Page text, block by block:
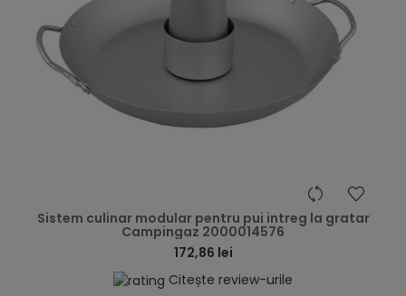
Sistem culinar modular pentru pui intreg la gratar
Campingaz 2000014576
172,86 lei
Citește review-urile